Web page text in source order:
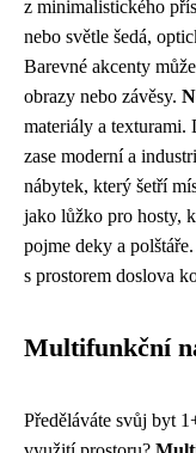
z minimalistického
nebo světle šedá,
Barevné akcenty
obrazy nebo závěsy.
materiály a texturami.
zase moderní a
nábytek, který šetří
jako lůžko pro hosty,
pojme deky a
s prostorem doslova
Multifunkční
Předěláváte svůj byt